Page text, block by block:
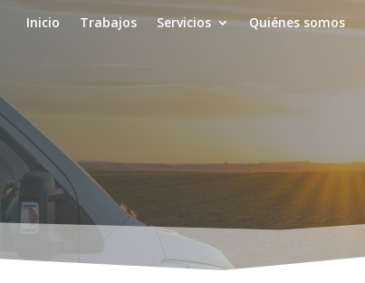
Inicio Trabajos Servicios Quiénes somos